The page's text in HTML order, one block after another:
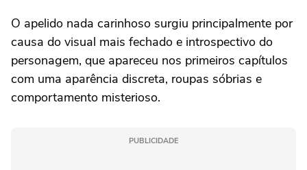
O apelido nada carinhoso surgiu principalmente por
causa do visual mais fechado e introspectivo do
personagem, que apareceu nos primeiros capítulos
com uma aparência discreta, roupas sóbrias e
comportamento misterioso.
PUBLICIDADE